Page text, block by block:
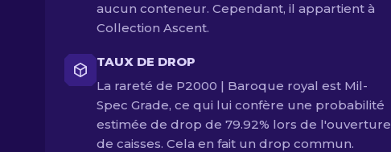
aucun conteneur. Cependant, il appartient à
Collection Ascent.
TAUX DE DROP
La rareté de P2000 | Baroque royal est Mil-
Spec Grade, ce qui lui confère une probabilité
estimée de drop de 79.92% lors de l'ouverture
de caisses. Cela en fait un drop commun.